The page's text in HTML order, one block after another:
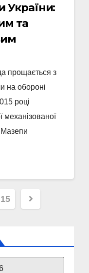
України:
та
прощається з
на обороні
році
механізованої
Мазепи
15